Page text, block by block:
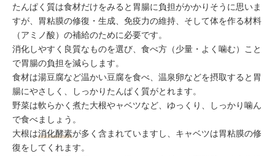
たんぱく質は食材だけをみると胃腸に負担がかかりそうに思いま
すが、胃粘膜の修復・生成、免疫力の維持、そして体を作る材料
（アミノ酸）の補給のために必要です。
消化しやすく良質なものを選び、食べ方（少量・よく噛む）こと
で胃腸の負担を減らします。
食材は湯豆腐など温かい豆腐を食べ、温泉卵などを摂取すると胃
腸にやさしく、しっかりたんぱく質がとれます。
野菜は軟らかく煮た大根やャベツなど、ゆっくり、しっかり噛ん
で食べましょう。
大根は消化酵素が多く含まれていますし、キャベツは胃粘膜の修
復をしてくれます。